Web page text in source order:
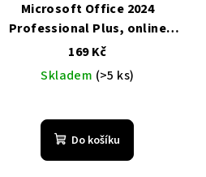
Microsoft Office 2024
Professional Plus, online
aktivace, LTSC, Multilingual
Levně, Doprava zdarma
169 Kč
Skladem (>5 ks)
hodnocení
produktuDo košíku